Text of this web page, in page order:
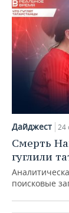
Дайджест 24
Смерть
гуглили
поисковые